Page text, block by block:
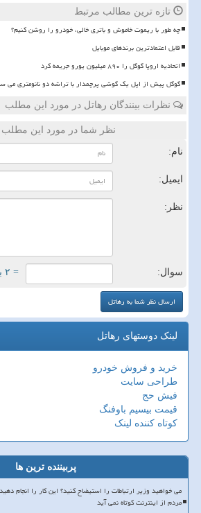
تازه ترین مطالب مرتبط
چه طور با ریموت خاموش و باتری خالی، خودرو را روشن کنیم؟
قابل اعتمادترین برندهای موبایل
اتحادیه اروپا گوگل را ۸۹۰ میلیون یورو جریمه کرد
گوگل پیش از اپل یک گوشی پرچمدار با تراشه دو نانومتری می
نظرات بینندگان رهاتل در مورد این مطلب
نظر شما در مورد این مطلب
نام:
ایمیل:
نظر:
سوال: = ۲ بعلاوه ۵
لینک دوستهای رهاتل
خرید و فروش خودرو
طراحی سایت
فیش حج
قیمت بیسیم باوفنگ
کوتاه کننده لینک
پربیننده ترین ها
می خواهید وزیر ارتباطات را استیضاح کنید؟ این کار را انجام
مردم از اینترنت کوتاه نمی آید